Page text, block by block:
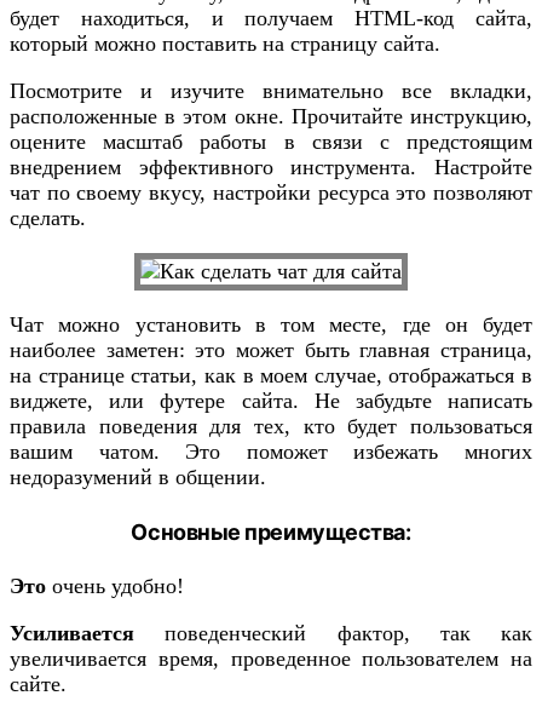
будет находиться, и получаем HTML-код сайта,
который можно поставить на страницу сайта.
Посмотрите и изучите внимательно все вкладки,
расположенные в этом окне. Прочитайте инструкцию,
оцените масштаб работы в связи с предстоящим
внедрением эффективного инструмента. Настройте
чат по своему вкусу, настройки ресурса это позволяют
сделать.
Чат можно установить в том месте, где он будет
наиболее заметен: это может быть главная страница,
на странице статьи, как в моем случае, отображаться в
виджете, или футере сайта. Не забудьте написать
правила поведения для тех, кто будет пользоваться
вашим чатом. Это поможет избежать многих
недоразумений в общении.
Основные преимущества:
Это очень удобно!
Усиливается поведенческий фактор, так как
увеличивается время, проведенное пользователем на
сайте.